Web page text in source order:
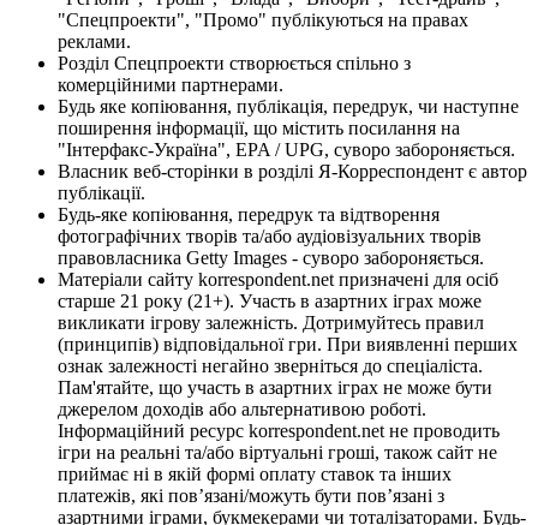
"Спецпроекти", "Промо" публікуються на правах
реклами.
Розділ Спецпроекти створюється спільно з
комерційними партнерами.
Будь яке копіювання, публікація, передрук, чи наступне
поширення інформації, що містить посилання на
"Інтерфакс-Україна", EPA / UPG, суворо забороняється.
Власник веб-сторінки в розділі Я-Корреспондент є автор
публікації.
Будь-яке копіювання, передрук та відтворення
фотографічних творів та/або аудіовізуальних творів
правовласника Getty Images - суворо забороняється.
Матеріали сайту korrespondent.net призначені для осіб
старше 21 року (21+). Участь в азартних іграх може
викликати ігрову залежність. Дотримуйтесь правил
(принципів) відповідальної гри. При виявленні перших
ознак залежності негайно зверніться до спеціаліста.
Пам'ятайте, що участь в азартних іграх не може бути
джерелом доходів або альтернативою роботі.
Інформаційний ресурс korrespondent.net не проводить
ігри на реальні та/або віртуальні гроші, також сайт не
приймає ні в якій формі оплату ставок та інших
платежів, які пов’язані/можуть бути пов’язані з
азартними іграми, букмекерами чи тоталізаторами. Будь-